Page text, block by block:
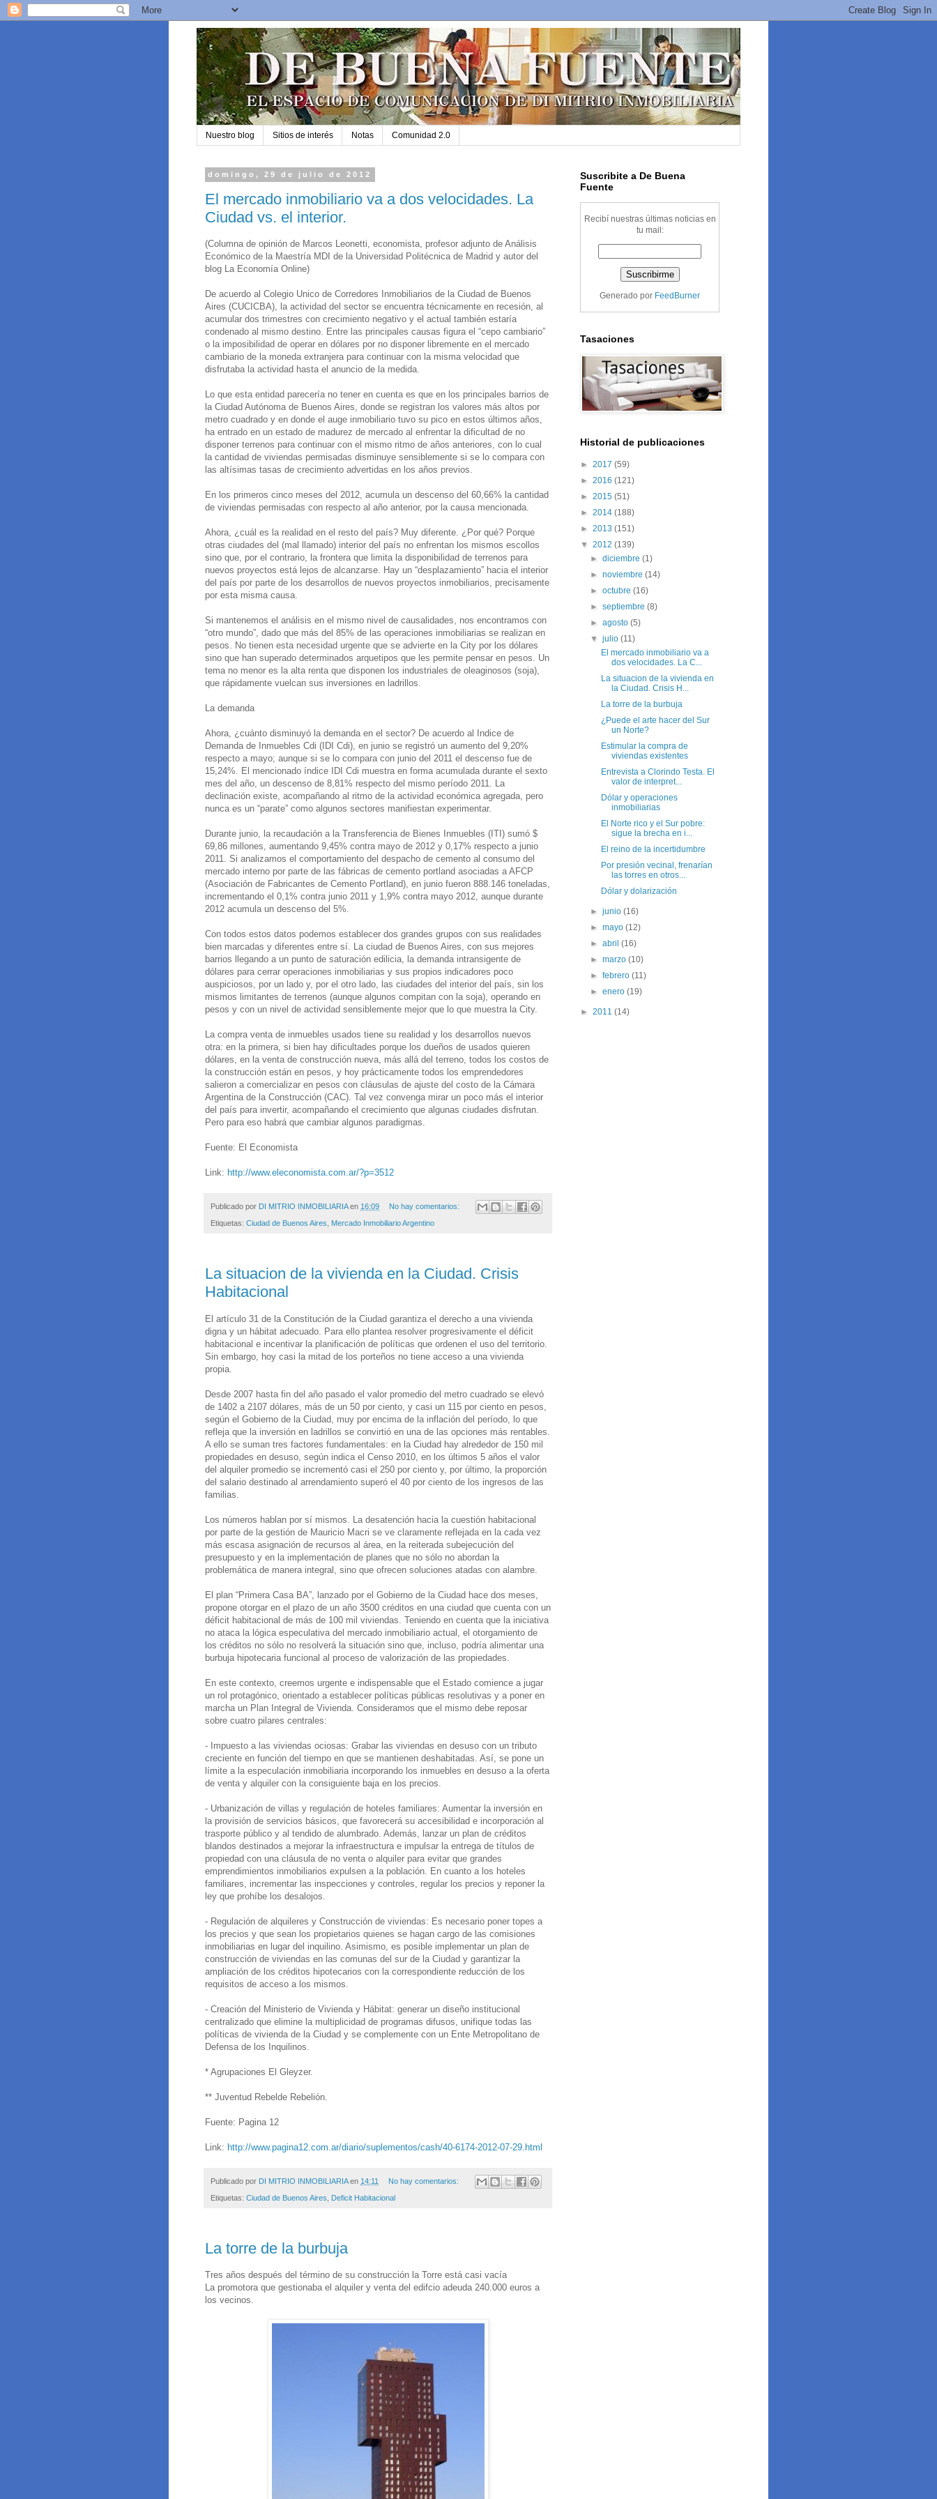
Nuestro blog Sitios de interés Notas Comunidad 2.0
domingo, 29 de julio de 2012
El mercado inmobiliario va a dos velocidades. La
Ciudad vs. el interior.
(Columna de opinión de Marcos Leonetti, economista, profesor adjunto de Análisis
Económico de la Maestría MDI de la Universidad Politécnica de Madrid y autor del
blog La Economía Online)
De acuerdo al Colegio Unico de Corredores Inmobiliarios de la Ciudad de Buenos
Aires (CUCICBA), la actividad del sector se encuentra técnicamente en recesión, al
acumular dos trimestres con crecimiento negativo y el actual también estaría
condenado al mismo destino. Entre las principales causas figura el “cepo cambiario”
o la imposibilidad de operar en dólares por no disponer libremente en el mercado
cambiario de la moneda extranjera para continuar con la misma velocidad que
disfrutaba la actividad hasta el anuncio de la medida.
Lo que esta entidad parecería no tener en cuenta es que en los principales barrios de
la Ciudad Autónoma de Buenos Aires, donde se registran los valores más altos por
metro cuadrado y en donde el auge inmobiliario tuvo su pico en estos últimos años,
ha entrado en un estado de madurez de mercado al enfrentar la dificultad de no
disponer terrenos para continuar con el mismo ritmo de años anteriores, con lo cual
la cantidad de viviendas permisadas disminuye sensiblemente si se lo compara con
las altísimas tasas de crecimiento advertidas en los años previos.
En los primeros cinco meses del 2012, acumula un descenso del 60,66% la cantidad
de viviendas permisadas con respecto al año anterior, por la causa mencionada.
Ahora, ¿cuál es la realidad en el resto del país? Muy diferente. ¿Por qué? Porque
otras ciudades del (mal llamado) interior del país no enfrentan los mismos escollos
sino que, por el contrario, la frontera que limita la disponibilidad de terrenos para
nuevos proyectos está lejos de alcanzarse. Hay un “desplazamiento” hacia el interior
del país por parte de los desarrollos de nuevos proyectos inmobiliarios, precisamente
por esta misma causa.
Si mantenemos el análisis en el mismo nivel de causalidades, nos encontramos con
“otro mundo”, dado que más del 85% de las operaciones inmobiliarias se realizan en
pesos. No tienen esta necesidad urgente que se advierte en la City por los dólares
sino que han superado determinados arquetipos que les permite pensar en pesos. Un
tema no menor es la alta renta que disponen los industriales de oleaginosos (soja),
que rápidamente vuelcan sus inversiones en ladrillos.
La demanda
Ahora, ¿cuánto disminuyó la demanda en el sector? De acuerdo al Indice de
Demanda de Inmuebles Cdi (IDI Cdi), en junio se registró un aumento del 9,20%
respecto a mayo; aunque si se lo compara con junio del 2011 el descenso fue de
15,24%. El mencionado índice IDI Cdi muestra en forma acumulada durante el sexto
mes del año, un descenso de 8,81% respecto del mismo período 2011. La
declinación existe, acompañando al ritmo de la actividad económica agregada, pero
nunca es un “parate” como algunos sectores manifiestan experimentar.
Durante junio, la recaudación a la Transferencia de Bienes Inmuebles (ITI) sumó $
69,86 millones, aumentando 9,45% contra mayo de 2012 y 0,17% respecto a junio
2011. Si analizamos el comportamiento del despacho de cemento al consumo del
mercado interno por parte de las fábricas de cemento portland asociadas a AFCP
(Asociación de Fabricantes de Cemento Portland), en junio fueron 888.146 toneladas,
incrementando el 0,1% contra junio 2011 y 1,9% contra mayo 2012, aunque durante
2012 acumula un descenso del 5%.
Con todos estos datos podemos establecer dos grandes grupos con sus realidades
bien marcadas y diferentes entre sí. La ciudad de Buenos Aires, con sus mejores
barrios llegando a un punto de saturación edilicia, la demanda intransigente de
dólares para cerrar operaciones inmobiliarias y sus propios indicadores poco
auspiciosos, por un lado y, por el otro lado, las ciudades del interior del país, sin los
mismos limitantes de terrenos (aunque algunos compitan con la soja), operando en
pesos y con un nivel de actividad sensiblemente mejor que lo que muestra la City.
La compra venta de inmuebles usados tiene su realidad y los desarrollos nuevos
otra: en la primera, si bien hay dificultades porque los dueños de usados quieren
dólares, en la venta de construcción nueva, más allá del terreno, todos los costos de
la construcción están en pesos, y hoy prácticamente todos los emprendedores
salieron a comercializar en pesos con cláusulas de ajuste del costo de la Cámara
Argentina de la Construcción (CAC). Tal vez convenga mirar un poco más el interior
del país para invertir, acompañando el crecimiento que algunas ciudades disfrutan.
Pero para eso habrá que cambiar algunos paradigmas.
Fuente: El Economista
Link: http://www.eleconomista.com.ar/?p=3512
Publicado por DI MITRIO INMOBILIARIA en 16:09 No hay comentarios:
Etiquetas: Ciudad de Buenos Aires, Mercado Inmobiliario Argentino
La situacion de la vivienda en la Ciudad. Crisis
Habitacional
El artículo 31 de la Constitución de la Ciudad garantiza el derecho a una vivienda
digna y un hábitat adecuado. Para ello plantea resolver progresivamente el déficit
habitacional e incentivar la planificación de políticas que ordenen el uso del territorio.
Sin embargo, hoy casi la mitad de los porteños no tiene acceso a una vivienda
propia.
Desde 2007 hasta fin del año pasado el valor promedio del metro cuadrado se elevó
de 1402 a 2107 dólares, más de un 50 por ciento, y casi un 115 por ciento en pesos,
según el Gobierno de la Ciudad, muy por encima de la inflación del período, lo que
refleja que la inversión en ladrillos se convirtió en una de las opciones más rentables.
A ello se suman tres factores fundamentales: en la Ciudad hay alrededor de 150 mil
propiedades en desuso, según indica el Censo 2010, en los últimos 5 años el valor
del alquiler promedio se incrementó casi el 250 por ciento y, por último, la proporción
del salario destinado al arrendamiento superó el 40 por ciento de los ingresos de las
familias.
Los números hablan por sí mismos. La desatención hacia la cuestión habitacional
por parte de la gestión de Mauricio Macri se ve claramente reflejada en la cada vez
más escasa asignación de recursos al área, en la reiterada subejecución del
presupuesto y en la implementación de planes que no sólo no abordan la
problemática de manera integral, sino que ofrecen soluciones atadas con alambre.
El plan “Primera Casa BA”, lanzado por el Gobierno de la Ciudad hace dos meses,
propone otorgar en el plazo de un año 3500 créditos en una ciudad que cuenta con un
déficit habitacional de más de 100 mil viviendas. Teniendo en cuenta que la iniciativa
no ataca la lógica especulativa del mercado inmobiliario actual, el otorgamiento de
los créditos no sólo no resolverá la situación sino que, incluso, podría alimentar una
burbuja hipotecaria funcional al proceso de valorización de las propiedades.
En este contexto, creemos urgente e indispensable que el Estado comience a jugar
un rol protagónico, orientado a establecer políticas públicas resolutivas y a poner en
marcha un Plan Integral de Vivienda. Consideramos que el mismo debe reposar
sobre cuatro pilares centrales:
- Impuesto a las viviendas ociosas: Grabar las viviendas en desuso con un tributo
creciente en función del tiempo en que se mantienen deshabitadas. Así, se pone un
límite a la especulación inmobiliaria incorporando los inmuebles en desuso a la oferta
de venta y alquiler con la consiguiente baja en los precios.
- Urbanización de villas y regulación de hoteles familiares: Aumentar la inversión en
la provisión de servicios básicos, que favorecerá su accesibilidad e incorporación al
trasporte público y al tendido de alumbrado. Además, lanzar un plan de créditos
blandos destinados a mejorar la infraestructura e impulsar la entrega de títulos de
propiedad con una cláusula de no venta o alquiler para evitar que grandes
emprendimientos inmobiliarios expulsen a la población. En cuanto a los hoteles
familiares, incrementar las inspecciones y controles, regular los precios y reponer la
ley que prohíbe los desalojos.
- Regulación de alquileres y Construcción de viviendas: Es necesario poner topes a
los precios y que sean los propietarios quienes se hagan cargo de las comisiones
inmobiliarias en lugar del inquilino. Asimismo, es posible implementar un plan de
construcción de viviendas en las comunas del sur de la Ciudad y garantizar la
ampliación de los créditos hipotecarios con la correspondiente reducción de los
requisitos de acceso a los mismos.
- Creación del Ministerio de Vivienda y Hábitat: generar un diseño institucional
centralizado que elimine la multiplicidad de programas difusos, unifique todas las
políticas de vivienda de la Ciudad y se complemente con un Ente Metropolitano de
Defensa de los Inquilinos.
* Agrupaciones El Gleyzer.
** Juventud Rebelde Rebelión.
Fuente: Pagina 12
Link: http://www.pagina12.com.ar/diario/suplementos/cash/40-6174-2012-07-29.html
Publicado por DI MITRIO INMOBILIARIA en 14:11 No hay comentarios:
Etiquetas: Ciudad de Buenos Aires Deficit Habitacional
La torre de la burbuja
Tres años después del término de su construcción la Torre está casi vacía
La promotora que gestionaba el alquiler y venta del edifcio adeuda 240.000 euros a
los vecinos.
Suscribite a De Buena
Fuente
Recibí nuestras últimas noticias en
tu mail:
Generado por FeedBurner
Tasaciones
Historial de publicaciones
► 2017 (59)
► 2016 (121)
► 2015 (51)
► 2014 (188)
► 2013 (151)
▼ 2012 (139)
►diciembre(1)
►noviembre(14)
►octubre(16)
►septiembre(8)
►agosto(5)
▼julio(11)
El mercado inmobiliario va a
dos velocidades. La C...
La situacion de la vivienda en
la Ciudad. Crisis H...
La torre de la burbuja
¿Puede el arte hacer del Sur
un Norte?
Estimular la compra de
viviendas existentes
Entrevista a Clorindo Testa. El
valor de interpret...
Dólar y operaciones
inmobiliarias
El Norte rico y el Sur pobre:
sigue la brecha en i...
El reino de la incertidumbre
Por presión vecinal, frenarían
las torres en otros...
Dólar y dolarización
►junio(16)
►mayo(12)
►abril(16)
►marzo(10)
►febrero(11)
►enero(19)
► 2011 (14)